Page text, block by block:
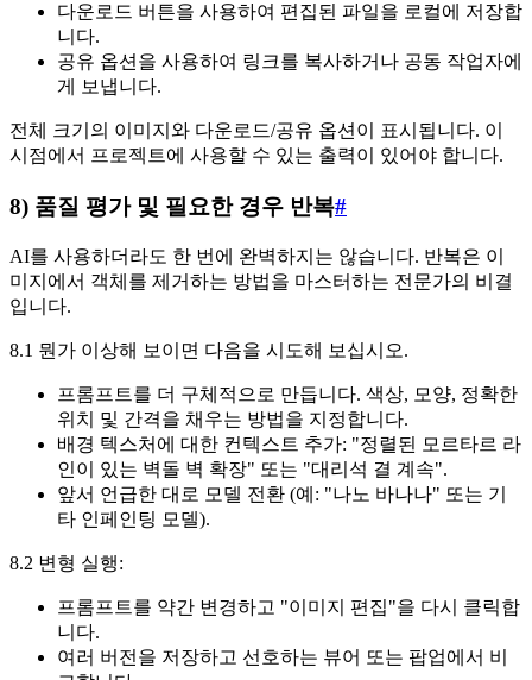
다운로드 버튼을 사용하여 편집된 파일을 로컬에 저장합
니다.
공유 옵션을 사용하여 링크를 복사하거나 공동 작업자에
게 보냅니다.
전체 크기의 이미지와 다운로드/공유 옵션이 표시됩니다. 이
시점에서 프로젝트에 사용할 수 있는 출력이 있어야 합니다.
8) 품질 평가 및 필요한 경우 반복#
AI를 사용하더라도 한 번에 완벽하지는 않습니다. 반복은 이
미지에서 객체를 제거하는 방법을 마스터하는 전문가의 비결
입니다.
8.1 뭔가 이상해 보이면 다음을 시도해 보십시오.
프롬프트를 더 구체적으로 만듭니다. 색상, 모양, 정확한
위치 및 간격을 채우는 방법을 지정합니다.
배경 텍스처에 대한 컨텍스트 추가: "정렬된 모르타르 라
인이 있는 벽돌 벽 확장" 또는 "대리석 결 계속".
앞서 언급한 대로 모델 전환 (예: "나노 바나나" 또는 기
타 인페인팅 모델).
8.2 변형 실행:
프롬프트를 약간 변경하고 "이미지 편집"을 다시 클릭합
니다.
여러 버전을 저장하고 선호하는 뷰어 또는 팝업에서 비